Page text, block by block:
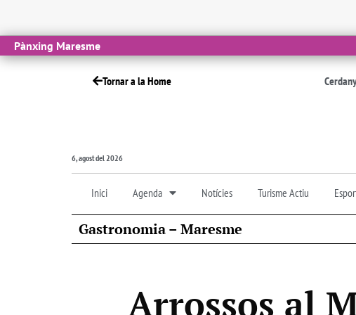
Pànxing Maresme
Tornar a la Home
6, agost del 2026
Inici Agenda Notícies Turisme Actiu
Gastronomia – Maresme
Arrossos al